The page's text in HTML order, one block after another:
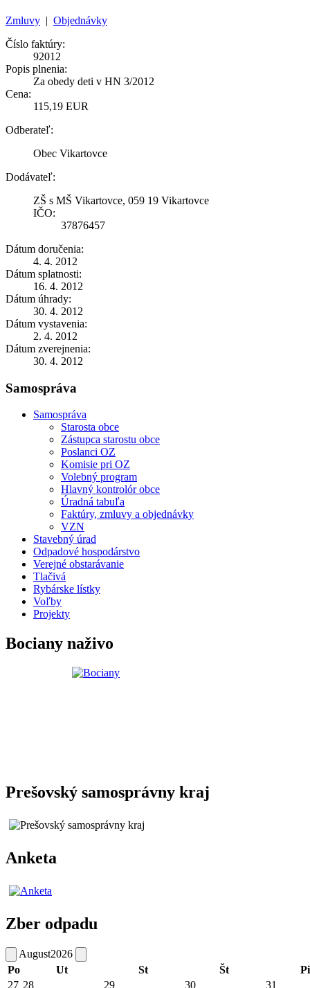
Zmluvy | Objednávky
Číslo faktúry:
92012
Popis plnenia:
Za obedy deti v HN 3/2012
Cena:
115,19 EUR
Odberateľ:
Obec Vikartovce
Dodávateľ:
ZŠ s MŠ Vikartovce, 059 19 Vikartovce
IČO:
37876457
Dátum doručenia:
4. 4. 2012
Dátum splatnosti:
16. 4. 2012
Dátum úhrady:
30. 4. 2012
Dátum vystavenia:
2. 4. 2012
Dátum zverejnenia:
30. 4. 2012
Samospráva
Samospráva
Starosta obce
Zástupca starostu obce
Poslanci OZ
Komisie pri OZ
Volebný program
Hlavný kontrolór obce
Úradná tabuľa
Faktúry, zmluvy a objednávky
VZN
Stavebný úrad
Odpadové hospodárstvo
Verejné obstarávanie
Tlačivá
Rybárske lístky
Voľby
Projekty
Bociany naživo
Prešovský samosprávny kraj
Anketa
Zber odpadu
August2026
Po
Ut St Št
Pi
27 28 29 30 31